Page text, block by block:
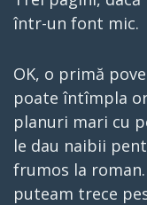
într-un font mic.
OK, o primă
poate întîmpla
planuri mari cu
le dau naibii
frumos la
puteam trece